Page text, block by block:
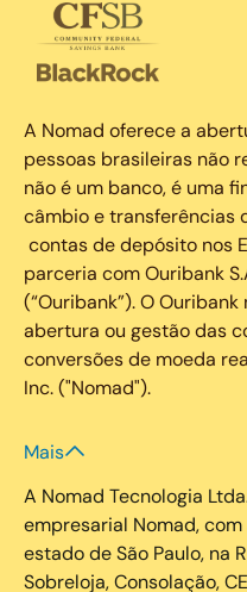
A Nomad oferece a
pessoas brasileiras não
não é um banco, é uma
câmbio e transferências
contas de depósito nos
parceria com Ouribank
(“Ouribank”). O
abertura ou gestão das
conversões de moeda
Inc. ("Nomad").
Mais
A Nomad Tecnologia
empresarial Nomad,
estado de São Paulo, na
Sobreloja, Consolação,